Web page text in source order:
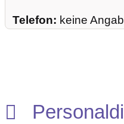
Telefon: keine